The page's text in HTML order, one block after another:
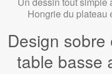
Hongrie du plateau
Design
table basse